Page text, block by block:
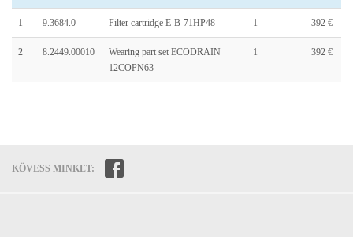
1 9.3684.0 Filter cartridge E-B-71HP48 1 392 €
2 8.2449.00010
Wearing part set ECODRAIN
12COPN63
1 392 €
KÖVESS MINKET: